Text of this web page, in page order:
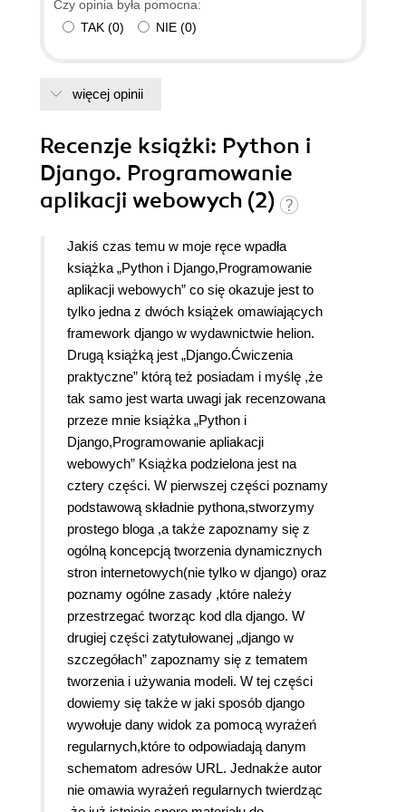
Czy opinia była pomocna:
TAK (0) NIE (0)
więcej opinii
Recenzje książki: Python i
Django. Programowanie
aplikacji webowych (2)
Jakiś czas temu w moje ręce wpadła
książka „Python i Django,Programowanie
aplikacji webowych” co się okazuje jest to
tylko jedna z dwóch książek omawiających
framework django w wydawnictwie helion.
Drugą książką jest „Django.Ćwiczenia
praktyczne” którą też posiadam i myślę ,że
tak samo jest warta uwagi jak recenzowana
przeze mnie książka „Python i
Django,Programowanie apliakacji
webowych” Książka podzielona jest na
cztery części. W pierwszej części poznamy
podstawową składnie pythona,stworzymy
prostego bloga ,a także zapoznamy się z
ogólną koncepcją tworzenia dynamicznych
stron internetowych(nie tylko w django) oraz
poznamy ogólne zasady ,które należy
przestrzegać tworząc kod dla django. W
drugiej części zatytułowanej „django w
szczegółach” zapoznamy się z tematem
tworzenia i używania modeli. W tej części
dowiemy się także w jaki sposób django
wywołuje dany widok za pomocą wyrażeń
regularnych,które to odpowiadają danym
schematom adresów URL. Jednakże autor
nie omawia wyrażeń regularnych twierdząc